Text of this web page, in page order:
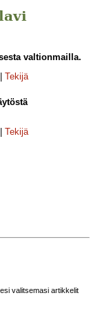
valtionmailla.
Tekijä
Tekijä
valitsemasi artikkelit